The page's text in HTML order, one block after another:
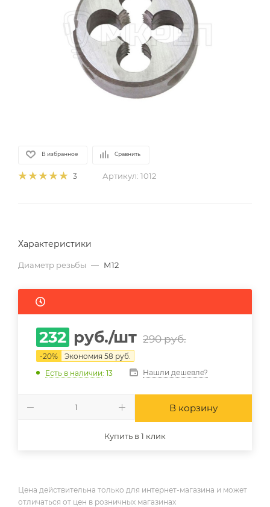
В избранное Сравнить
3 Артикул: 1012
Характеристики
Диаметр резьбы — М12
232 руб./шт 290руб.
-20% Экономия 58 руб.
Есть в наличии: 13 Нашли дешевле?
В корзину
Купить в 1 клик
Цена действительна только для интернет-магазина и может
отличаться от цен в розничных магазинах